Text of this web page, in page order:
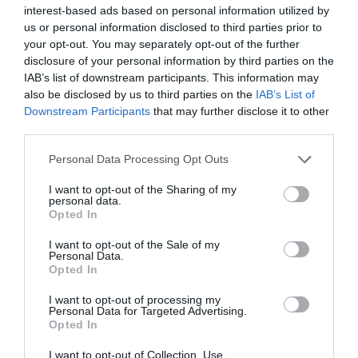
interest-based ads based on personal information utilized by
us or personal information disclosed to third parties prior to
your opt-out. You may separately opt-out of the further
disclosure of your personal information by third parties on the
IAB’s list of downstream participants. This information may
also be disclosed by us to third parties on the IAB’s List of
Downstream Participants that may further disclose it to other
Personal Data Processing Opt Outs
I want to opt-out of the Sharing of my
personal data.
Opted In
I want to opt-out of the Sale of my
Personal Data.
Opted In
I want to opt-out of processing my
Personal Data for Targeted Advertising.
Opted In
I want to opt-out of Collection, Use,
ahorros de los biosimilares a los distintos actores y
cómo reinvertirlos en el sistema sanitario.
José Nieves, director general de Gestión Económico-
Financiera delServicio Madrileño de Salud, ha
abogado por hablar de inversión en salud, más que de
generados con los profesionales sanitarios. En este
sentido, Nieves ha indicado que la política del SERMAS
de fomentar el uso de biosimilares en hospitales
mediante proyectos presentados por los propios
centros y que arrancó en 2022 fue un éxito en términos
de ahorros conseguidos y de compromiso adquirido por
Félix Rubial, gerente del Hospital Universitario